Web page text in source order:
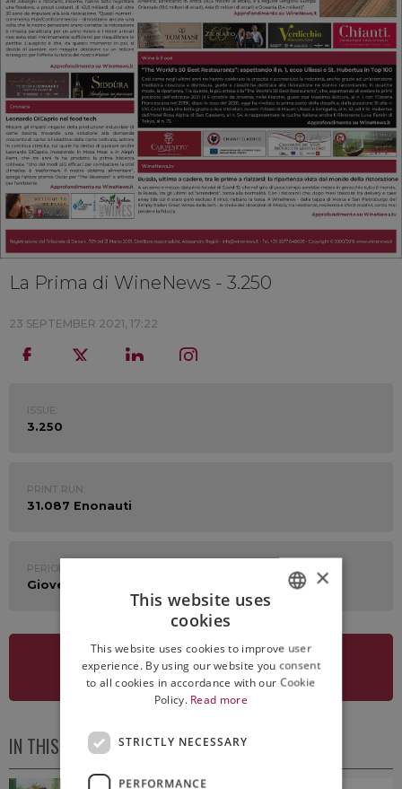
La Prima di WineNews - 3.250
23 SEPTEMBER 2021, 17:22
ISSUE:
3.250
PRINT RUN:
31.087 Enonauti
PERIOD:
Giovedì 23 Settembre 2021
SEE NEWSLETTER
IN THIS ISSUE
ENGLISH
×
This website uses
cookies
This website uses cookies to improve user
experience. By using our website you consent
to all cookies in accordance with our Cookie
Policy. Read more
STRICTLY NECESSARY
PERFORMANCE